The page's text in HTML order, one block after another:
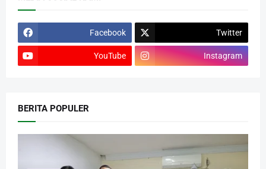
Facebook Twitter
YouTube Instagram
BERITA POPULER